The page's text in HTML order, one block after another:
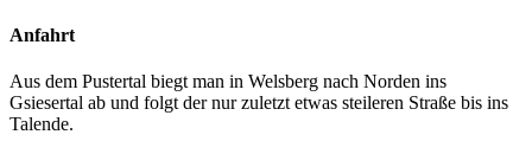
Anfahrt
Aus dem Pustertal biegt man in Welsberg nach Norden ins
Gsiesertal ab und folgt der nur zuletzt etwas steileren Straße bis ins
Talende.